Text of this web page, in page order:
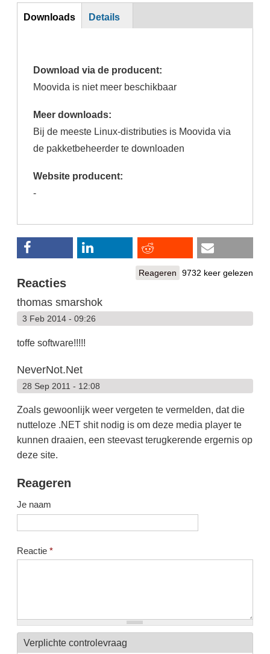
Horizontal Tabs
Downloads
Details
Download via de producent:
Moovida is niet meer beschikbaar
Meer downloads:
Bij de meeste Linux-distributies is Moovida via
de pakketbeheerder te downloaden
Website producent:
-
Reageren 9732 keer gelezen
Reacties
thomas smarshok
3 Feb 2014 - 09:26
toffe software!!!!!
NeverNot.Net
28 Sep 2011 - 12:08
Zoals gewoonlijk weer vergeten te vermelden, dat die
nutteloze .NET shit nodig is om deze media player te
kunnen draaien, een steevast terugkerende ergernis op
deze site.
Reageren
Je naam
Reactie *
Verplichte controlevraag